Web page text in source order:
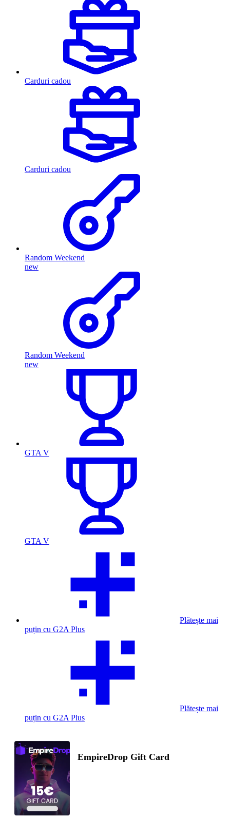
Carduri cadou
Carduri cadou
Random Weekend
new
Random Weekend
new
GTA V
GTA V
Plătește mai
puțin cu G2A Plus
Plătește mai
puțin cu G2A Plus
EmpireDrop Gift Card